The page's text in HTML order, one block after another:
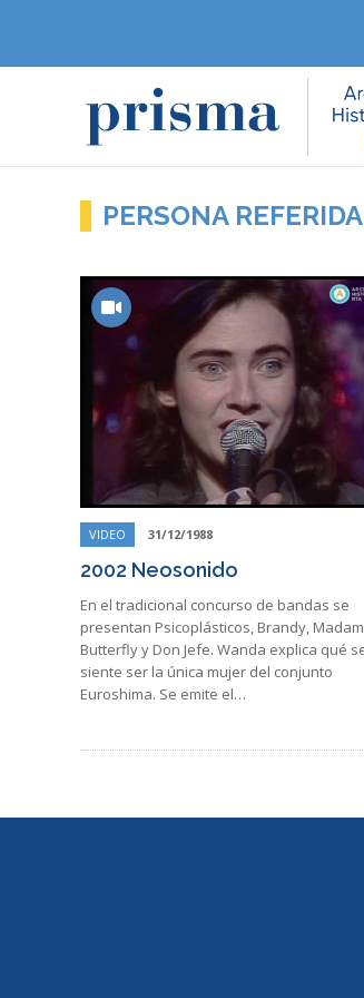
PERSONA
VIDEO 31/12/1988
2002 Neosonido
En el tradicional concurso de bandas se
presentan Psicoplásticos, Brandy,
Butterfly y Don Jefe. Wanda explica qué
siente ser la única mujer del conjunto
Euroshima. Se emite el…